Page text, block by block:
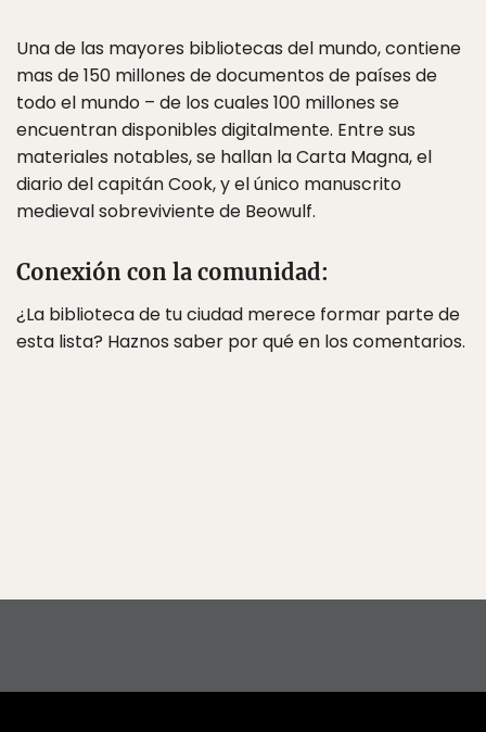
Una de las mayores bibliotecas del mundo, contiene
mas de 150 millones de documentos de países de
todo el mundo – de los cuales 100 millones se
encuentran disponibles digitalmente. Entre sus
materiales notables, se hallan la Carta Magna, el
diario del capitán Cook, y el único manuscrito
medieval sobreviviente de Beowulf.
Conexión con la comunidad:
¿La biblioteca de tu ciudad merece formar parte de
esta lista? Haznos saber por qué en los comentarios.